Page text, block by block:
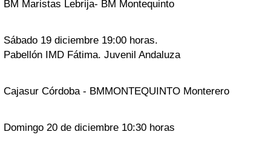
BM Maristas Lebrija- BM Montequinto
Sábado 19 diciembre 19:00 horas.
Pabellón IMD Fátima. Juvenil Andaluza
Cajasur Córdoba - BMMONTEQUINTO Monterero
Domingo 20 de diciembre 10:30 horas